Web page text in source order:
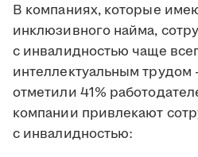
В компаниях, которые
инклюзивного найма,
с инвалидностью чаще
интеллектуальным трудом
отметили 41%
компании привлекают
с инвалидностью: